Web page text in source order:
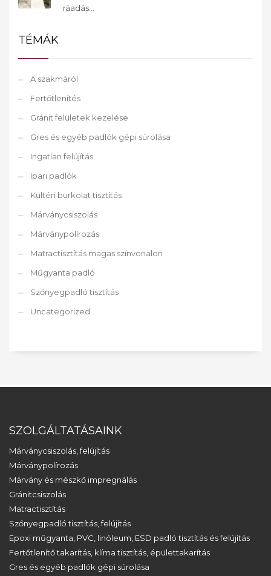
ráadás...
TÉMÁK
A szakmáról
Fertőtlenítés
Gránit felületek kezelése
Gres és egyéb padlók gépi súrolása
Ingatlan felújítás
Ipari padlók
Kültéri burkolat tisztítás
Márványcsiszolás
Márványpolírozás
Matractisztítás magas színvonalon
Műgyanta padló
Szőnyegpadló tisztítás
Uncategorized
SZOLGÁLTATÁSAINK
Márványcsiszolás, felújítás
Márványpolírozás
Márvány és mészkő impregnálás
Gránitcsiszolás
Matractisztítás
Szőnyegpadló tisztítás, felújítás
Epoxi műgyanta, PVC, linóleum, ESD padló tisztítás és felújítás
Fertőtlenítő takarítás, klíma tisztítás, épülettakarítás
Gres és egyéb padlók gépi súrolása